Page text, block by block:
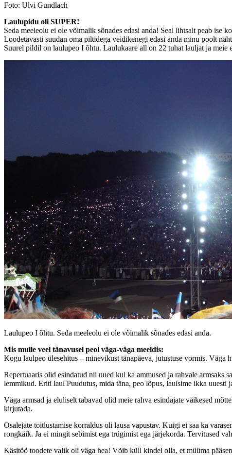
Foto: Ulvi Gundlach
Laulupidu oli SUPER!
Seda meeleolu ei ole võimalik sõnades edasi anda! Seal lihtsalt peab ise
Loodetavasti suudan oma piltidega veidikenegi edasi anda minu poolt
Suurel pildil on laulupeo I õhtu. Laulukaare all on 22 tuhat lauljat ja
Laulupeo I õhtu. Seda meeleolu ei ole võimalik sõnades edasi anda.
Mis mulle veel tänavusel peol väga-väga meeldis:
Kogu laulpeo ülesehitus – minevikust tänapäeva, jutustuse vormis. Väga
Repertuaaris olid esindatud nii uued kui ka ammused ja rahvale armsaks
lemmikud. Eriti laul Puudutus, mida täna, peo lõpus, laulsime ikka uuesti
Väga armsad ja eluliselt tabavad olid meie rahva esindajate väikesed
kirjutada.
Osalejate toitlustamise korraldus oli lausa vapustav. Kuigi ei saa ka
rongkäik. Ja ei mingit sebimist ega trügimist ega järjekorda. Tervitused
Käsitöö toodete valik oli väga hea! Võib küll kindel olla, et müüma